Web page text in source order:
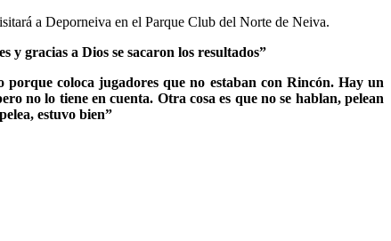
a Deporneiva en el Parque Club del Norte de Neiva.
y gracias a Dios se sacaron los resultados”
porque coloca jugadores que no estaban con Rincón. Hay un
no lo tiene en cuenta. Otra cosa es que no se hablan, pelean
estuvo bien”